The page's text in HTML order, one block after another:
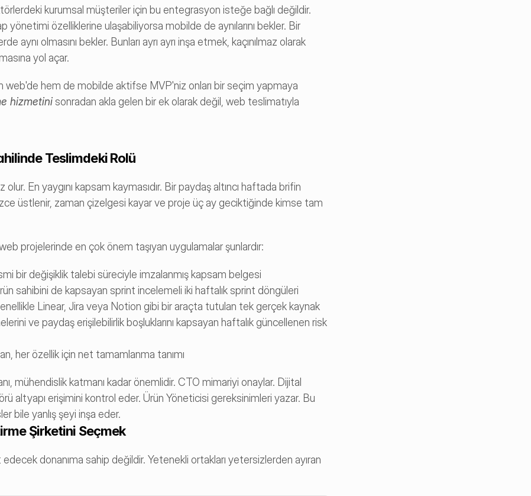
kurumsal müşteriler için bu entegrasyon isteğe bağlı değildir.
yönetimi özelliklerine ulaşabiliyorsa mobilde de aynılarını bekler. Bir
aynı olmasını bekler. Bunları ayrı ayrı inşa etmek, kaçınılmaz olarak
yol açar.
web'de hem de mobilde aktifse MVP'niz onları bir seçim yapmaya
hizmetini sonradan akla gelen bir ek olarak değil, web teslimatıyla
Teslimdeki Rolü
En yaygını kapsam kaymasıdır. Bir paydaş altıncı haftada brifin
üstlenir, zaman çizelgesi kayar ve proje üç ay geciktiğinde kimse tam
projelerinde en çok önem taşıyan uygulamalar şunlardır:
bir değişiklik talebi süreciyle imzalanmış kapsam belgesi
sahibini de kapsayan sprint incelemeli iki haftalık sprint döngüleri
Linear, Jira veya Notion gibi bir araçta tutulan tek gerçek kaynak
ve paydaş erişilebilirlik boşluklarını kapsayan haftalık güncellenen risk
her özellik için net tamamlanma tanımı
mühendislik katmanı kadar önemlidir. CTO mimariyi onaylar. Dijital
altyapı erişimini kontrol eder. Ürün Yöneticisi gereksinimleri yazar. Bu
bile yanlış şeyi inşa eder.
Şirketini Seçmek
donanıma sahip değildir. Yetenekli ortakları yetersizlerden ayıran